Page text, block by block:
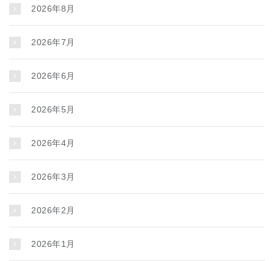
2026年8月
2026年7月
2026年6月
2026年5月
2026年4月
2026年3月
2026年2月
2026年1月